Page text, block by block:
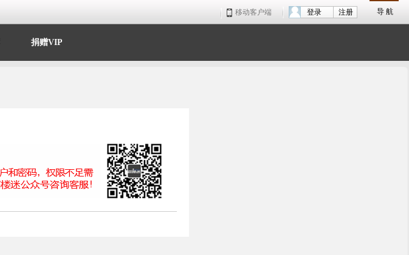
导 航
移动客户端 注册
登录
捐赠VIP